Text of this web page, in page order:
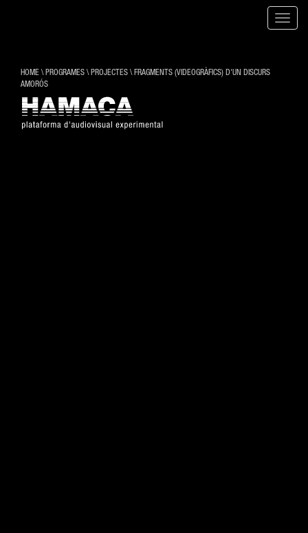
Toggle
HOME \ PROGRAMES \ PROJECTES \ FRAGMENTS (VIDEOGRÀFICS) D'UN DISCURS
AMORÓS